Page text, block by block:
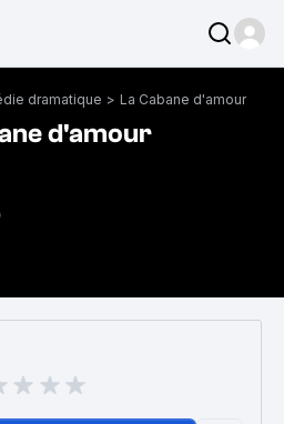
dramatique > La Cabane d'amour
d'amour